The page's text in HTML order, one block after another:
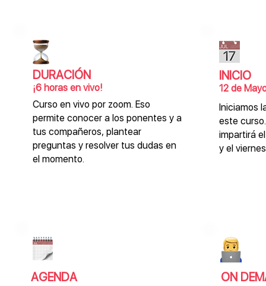
DURACIÓN
¡6 horas en vivo!
Curso en vivo por zoom. Eso
permite conocer a los ponentes y a
tus compañeros, plantear
preguntas y resolver tus dudas en
el momento.
INICIO
12 de
Iniciamos
este
impartirá
y el
AGENDA ON